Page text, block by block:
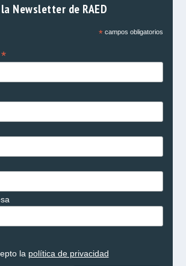
Newsletter de RAED
*campos obligatorios
*
la política de privacidad